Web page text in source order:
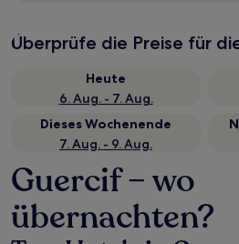
Überprüfe die Preise für
Heute
6. Aug. - 7. Aug.
Dieses Wochenende
7. Aug. - 9. Aug.
Guercif – wo
übernachten?